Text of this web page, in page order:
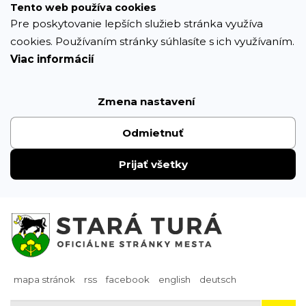
Prejsť
obsahu
Tento web používa cookies
Pre poskytovanie lepších služieb stránka využíva
cookies. Používaním stránky súhlasíte s ich využívaním.
Viac informácií
Zmena nastavení
Odmietnuť
Prijať všetky
mapa stránok rss facebook english deutsch